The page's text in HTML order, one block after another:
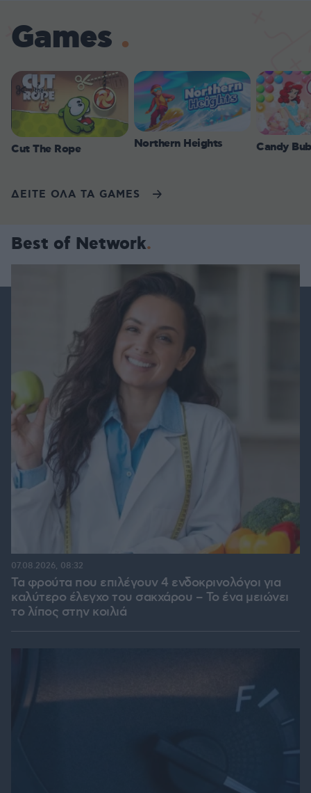
Games
Cut The Rope Northern Heights Candy
ΔΕΙΤΕ ΟΛΑ ΤΑ GAMES
Best of Network
Τα φρούτα που επιλέγουν 4 ενδοκρινολόγοι για
καλύτερο έλεγχο του σακχάρου – Το ένα μειώνει
το λίπος στην κοιλιά
07.08.2026, 08:32